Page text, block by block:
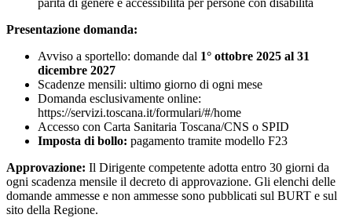
parità di genere e accessibilità per persone con disabilità
Presentazione domanda:
Avviso a sportello: domande dal 1° ottobre 2025 al 31
dicembre 2027
Scadenze mensili: ultimo giorno di ogni mese
Domanda esclusivamente online:
https://servizi.toscana.it/formulari/#/home
Accesso con Carta Sanitaria Toscana/CNS o SPID
Imposta di bollo: pagamento tramite modello F23
Approvazione: Il Dirigente competente adotta entro 30 giorni da
ogni scadenza mensile il decreto di approvazione. Gli elenchi delle
domande ammesse e non ammesse sono pubblicati sul BURT e sul
sito della Regione.